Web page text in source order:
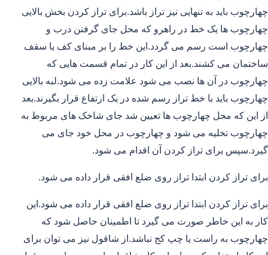
چهارچوب باید به تنهایی نیز تراز باشد.برای تراز کردن بخش بالایی
چهارچوب ها یک خط در راهرو که محل جای گرفتن درب و
چهارچوب است رسم می گردد.این خط را بر مبنای کف یا سقف
ساختمان می کشند.بعد از این کار در تمام قسمت هایی که
چهارچوب در آن ها نصب می شود علامت زده می شود.لبه بالایی
چهارچوب باید با خط تراز رسم شده در یک ارتفاع قرار بگیرند.بعد
از این که محل چهارچوب ها تعیین شد جای شاخک های مربوط به
چهارچوب تخلیه می شود و چهارچوب در محل خود جای می
گیرد.سپس برای تراز کردن آن اقدام می شود.
برای تراز کردن ابتدا تراز روی ضلع افقی قرار داده می شود.
برای تراز کردن ابتدا تراز روی ضلع افقی قرار داده می شود.این
کار به این خاطر صورت می گیرد تا اطمینان حاصل شود که
چهارچوب به راست یا چپ کج نباشد.از شاقول نیز می توان برای